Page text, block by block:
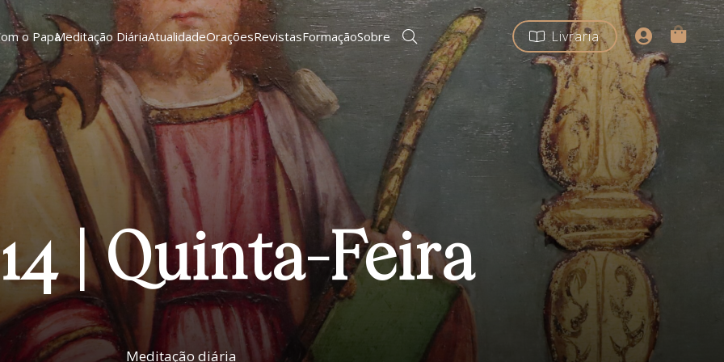
o PapaMeditação DiáriaAtualidadeOraçõesRevistasFormaçãoSobre Livraria
| Quinta-Feira
Meditação diária